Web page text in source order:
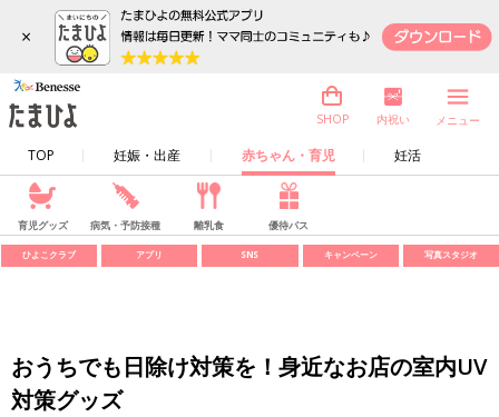
×
TOP 妊娠・出産 赤ちゃん・育児 妊活
SHOP 内祝い メニュー
育児グッズ 病気・予防接種 離乳食 優待パス
ひよこクラブ アプリ SNS キャンペーン 写真スタジオ
おうちでも日除け対策を！身近なお店の室内UV
対策グッズ